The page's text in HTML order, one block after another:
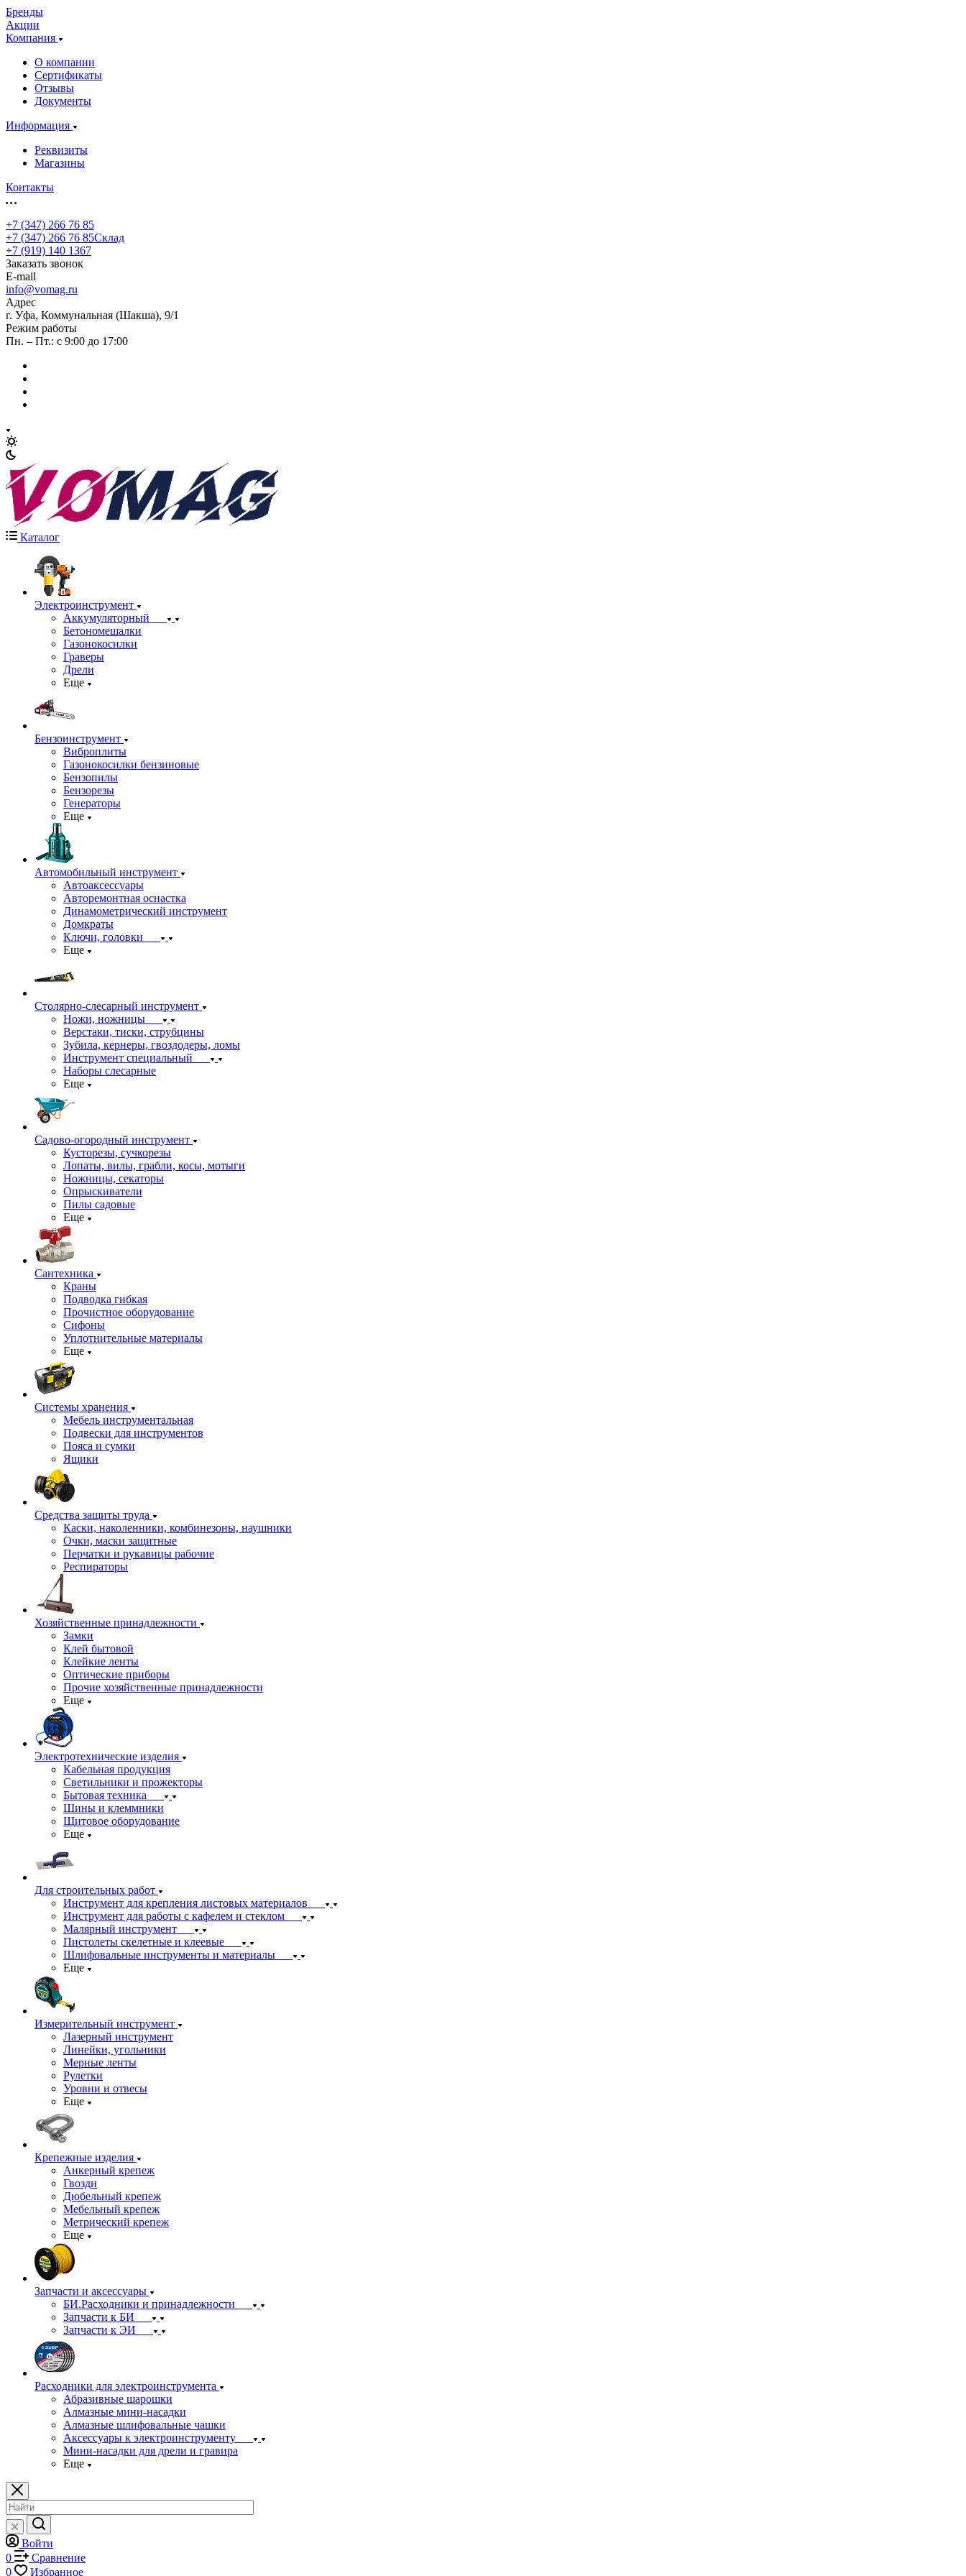
Бренды
Акции
Компания
О компании
Сертификаты
Отзывы
Документы
Информация
Реквизиты
Магазины
Контакты
+7 (347) 266 76 85
+7 (347) 266 76 85Склад
+7 (919) 140 1367
Заказать звонок
E-mail
info@vomag.ru
Адрес
г. Уфа, Коммунальная (Шакша), 9/1
Режим работы
Пн. – Пт.: с 9:00 до 17:00
Каталог
Электроинструмент
Аккумуляторный
Бетономешалки
Газонокосилки
Граверы
Дрели
Еще
Бензоинструмент
Виброплиты
Газонокосилки бензиновые
Бензопилы
Бензорезы
Генераторы
Еще
Автомобильный инструмент
Автоаксессуары
Авторемонтная оснастка
Динамометрический инструмент
Домкраты
Ключи, головки
Еще
Столярно-слесарный инструмент
Ножи, ножницы
Верстаки, тиски, струбцины
Зубила, кернеры, гвоздодеры, ломы
Инструмент специальный
Наборы слесарные
Еще
Садово-огородный инструмент
Кусторезы, сучкорезы
Лопаты, вилы, грабли, косы, мотыги
Ножницы, секаторы
Опрыскиватели
Пилы садовые
Еще
Сантехника
Краны
Подводка гибкая
Прочистное оборудование
Сифоны
Уплотнительные материалы
Еще
Системы хранения
Мебель инструментальная
Подвески для инструментов
Пояса и сумки
Ящики
Средства защиты труда
Каски, наколенники, комбинезоны, наушники
Очки, маски защитные
Перчатки и рукавицы рабочие
Респираторы
Хозяйственные принадлежности
Замки
Клей бытовой
Клейкие ленты
Оптические приборы
Прочие хозяйственные принадлежности
Еще
Электротехнические изделия
Кабельная продукция
Светильники и прожекторы
Бытовая техника
Шины и клеммники
Щитовое оборудование
Еще
Для строительных работ
Инструмент для крепления листовых материалов
Инструмент для работы с кафелем и стеклом
Малярный инструмент
Пистолеты скелетные и клеевые
Шлифовальные инструменты и материалы
Еще
Измерительный инструмент
Лазерный инструмент
Линейки, угольники
Мерные ленты
Рулетки
Уровни и отвесы
Еще
Крепежные изделия
Анкерный крепеж
Гвозди
Дюбельный крепеж
Мебельный крепеж
Метрический крепеж
Еще
Запчасти и аксессуары
БИ.Расходники и принадлежности
Запчасти к БИ
Запчасти к ЭИ
Расходники для электроинструмента
Абразивные шарошки
Алмазные мини-насадки
Алмазные шлифовальные чашки
Аксессуары к электроинструменту
Мини-насадки для дрели и гравира
Еще
Войти
0
Сравнение
0
Избранное